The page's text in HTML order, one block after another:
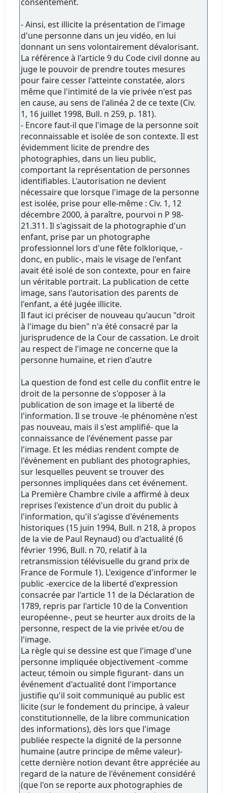
- Ainsi, est illicite la présentation de l'image
d'une personne dans un jeu vidéo, en lui
donnant un sens volontairement dévalorisant.
La référence à l'article 9 du Code civil donne au
juge le pouvoir de prendre toutes mesures
pour faire cesser l'atteinte constatée, alors
même que l'intimité de la vie privée n'est pas
en cause, au sens de l'alinéa 2 de ce texte (Civ.
1, 16 juillet 1998, Bull. n 259, p. 181).
- Encore faut-il que l'image de la personne soit
reconnaissable et isolée de son contexte. Il est
évidemment licite de prendre des
photographies, dans un lieu public,
comportant la représentation de personnes
identifiables. L'autorisation ne devient
nécessaire que lorsque l'image de la personne
est isolée, prise pour elle-même : Civ. 1, 12
décembre 2000, à paraître, pourvoi n P 98-
21.311. Il s'agissait de la photographie d'un
enfant, prise par un photographe
professionnel lors d'une fête folklorique, -
donc, en public-, mais le visage de l'enfant
avait été isolé de son contexte, pour en faire
un véritable portrait. La publication de cette
image, sans l'autorisation des parents de
l'enfant, a été jugée illicite.
Il faut ici préciser de nouveau qu'aucun "droit
à l'image du bien" n'a été consacré par la
jurisprudence de la Cour de cassation. Le droit
au respect de l'image ne concerne que la
personne humaine, et rien d'autre
La question de fond est celle du conflit entre le
droit de la personne de s'opposer à la
publication de son image et la liberté de
l'information. Il se trouve -le phénomène n'est
pas nouveau, mais il s'est amplifié- que la
connaissance de l'événement passe par
l'image. Et les médias rendent compte de
l'événement en publiant des photographies,
sur lesquelles peuvent se trouver des
personnes impliquées dans cet événement.
La Première Chambre civile a affirmé à deux
reprises l'existence d'un droit du public à
l'information, qu'il s'agisse d'événements
historiques (15 juin 1994, Bull. n 218, à propos
de la vie de Paul Reynaud) ou d'actualité (6
février 1996, Bull. n 70, relatif à la
retransmission télévisuelle du grand prix de
France de Formule 1). L'exigence d'informer le
public -exercice de la liberté d'expression
consacrée par l'article 11 de la Déclaration de
1789, repris par l'article 10 de la Convention
européenne-, peut se heurter aux droits de la
personne, respect de la vie privée et/ou de
l'image.
La règle qui se dessine est que l'image d'une
personne impliquée objectivement -comme
acteur, témoin ou simple figurant- dans un
événement d'actualité dont l'importance
justifie qu'il soit communiqué au public est
licite (sur le fondement du principe, à valeur
constitutionnelle, de la libre communication
des informations), dès lors que l'image
publiée respecte la dignité de la personne
humaine (autre principe de même valeur)-
cette dernière notion devant être appréciée au
regard de la nature de l'événement considéré
(que l'on se reporte aux photographies de